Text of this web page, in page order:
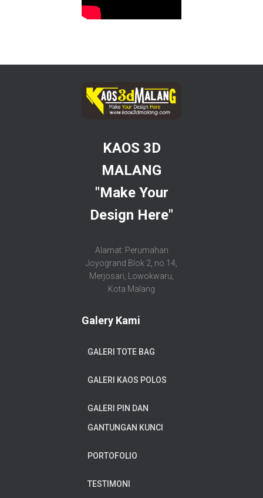
KAOS 3D
MALANG
"Make Your
Design Here"
Alamat: Perumahan
Joyogrand Blok 2, no 14,
Merjosari, Lowokwaru,
Kota Malang
Galery Kami
GALERI TOTE BAG
GALERI KAOS POLOS
GALERI PIN DAN
GANTUNGAN KUNCI
PORTOFOLIO
TESTIMONI